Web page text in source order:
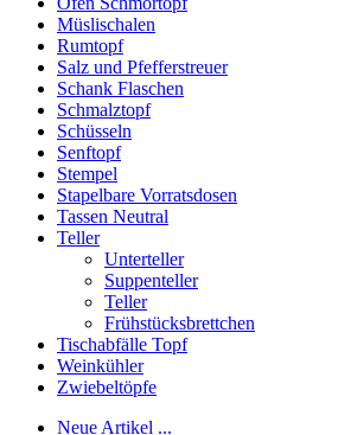
Müslischalen
Rumtopf
Salz und Pfefferstreuer
Schank Flaschen
Schmalztopf
Schüsseln
Senftopf
Stempel
Stapelbare Vorratsdosen
Tassen Neutral
Teller
Unterteller
Suppenteller
Teller
Frühstücksbrettchen
Tischabfälle Topf
Weinkühler
Zwiebeltöpfe
Neue Artikel ...